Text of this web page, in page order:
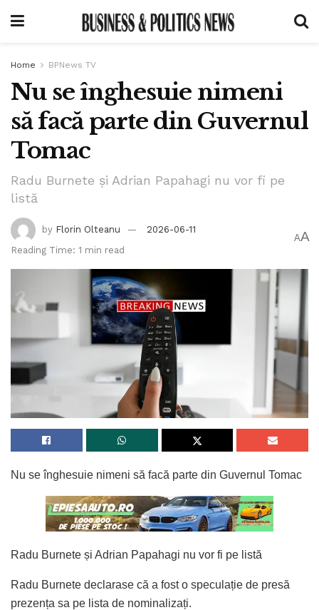
Home BPNews TV
Nu se înghesuie nimeni
să facă parte din Guvernul
Tomac
Radu Burnete și Adrian Papahagi nu vor fi pe
listă
by Florin Olteanu
2026-06-11
Reading Time: 1 min read
AA
Nu se înghesuie nimeni să facă parte din Guvernul Tomac
Radu Burnete și Adrian Papahagi nu vor fi pe listă
Radu Burnete declarase că a fost o speculație de presă
prezența sa pe lista de nominalizați.